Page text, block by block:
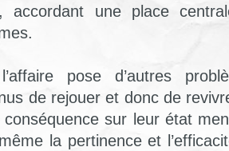
accordant une place
pose d’autres
de rejouer et donc de
conséquence sur leur état
la pertinence et